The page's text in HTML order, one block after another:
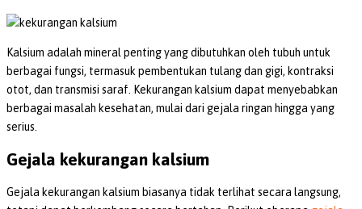
Kalsium adalah mineral penting yang dibutuhkan oleh tubuh untuk
berbagai fungsi, termasuk pembentukan tulang dan gigi, kontraksi
otot, dan transmisi saraf. Kekurangan kalsium dapat menyebabkan
berbagai masalah kesehatan, mulai dari gejala ringan hingga yang
serius.
Gejala kekurangan kalsium
Gejala kekurangan kalsium biasanya tidak terlihat secara langsung,